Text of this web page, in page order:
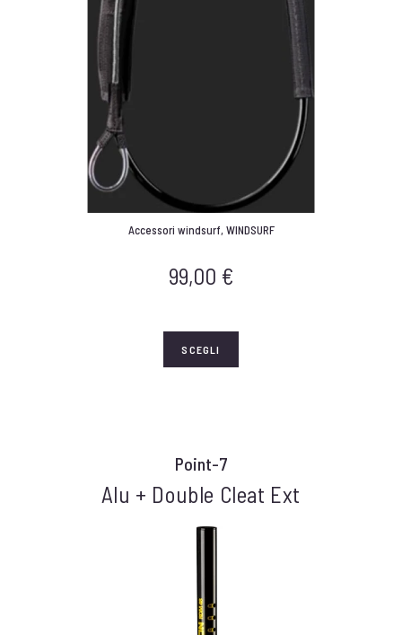
Accessori windsurf, WINDSURF
99,00 €
SCEGLI
Point-7
Alu + Double Cleat Ext